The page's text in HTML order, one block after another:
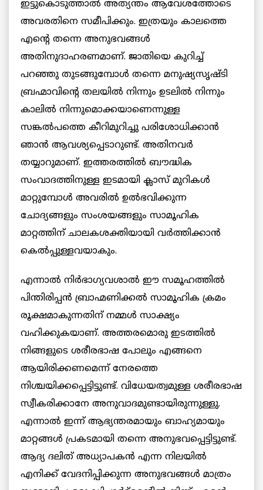
ഇട്ടുകൊടുത്താൽ അത്യന്തം ആവേശത്തോടെ
അവരതിനെ സമീപിക്കും. ഇത്രയും കാലത്തെ
എന്റെ തന്നെ അനുഭവങ്ങൾ
അതിനുദാഹരണമാണ്. ജാതിയെ കുറിച്ച്
പറഞ്ഞു തുടങ്ങുമ്പോൾ തന്നെ മനുഷ്യസൃഷ്ടി
ബ്രഹ്മാവിന്റെ തലയിൽ നിന്നും ഉടലിൽ നിന്നും
കാലിൽ നിന്നുമൊക്കയാണെന്നുള്ള
സങ്കൽപത്തെ കീറിമുറിച്ചു പരിശോധിക്കാൻ
ഞാൻ ആവശ്യപ്പെടാറുണ്ട്. അതിനവർ
തയ്യാറുമാണ്. ഇത്തരത്തിൽ ബൗദ്ധിക
സംവാദത്തിനുള്ള ഇടമായി ക്ലാസ് മുറികൾ
മാറ്റുമ്പോൾ അവരിൽ ഉൽഭവിക്കുന്ന
ചോദ്യങ്ങളും സംശയങ്ങളും സാമൂഹിക
മാറ്റത്തിന് ചാലകശക്തിയായി വർത്തിക്കാൻ
കെൽപ്പുള്ളവയാകും.
എന്നാൽ നിർഭാഗ്യവശാൽ ഈ സമൂഹത്തിൽ
പിന്തിരിപ്പൻ ബ്രാഹ്മണിക്കൽ സാമൂഹിക ക്രമം
രൂക്ഷമാകുന്നതിന് നമ്മൾ സാക്ഷ്യം
വഹിക്കുകയാണ്. അത്തരമൊരു ഇടത്തിൽ
നിങ്ങളുടെ ശരീരഭാഷ പോലും എങ്ങനെ
ആയിരിക്കണമെന്ന് നേരത്തെ
നിശ്ചയിക്കപ്പെട്ടിട്ടുണ്ട്. വിധേയത്വമുള്ള ശരീരഭാഷ
സ്വീകരിക്കാനേ അനുവാദമുണ്ടായിരുന്നുള്ളു.
എന്നാൽ ഇന്ന് ആഭ്യന്തരമായും ബാഹ്യമായും
മാറ്റങ്ങൾ പ്രകടമായി തന്നെ അനുഭവപ്പെട്ടിട്ടുണ്ട്.
ആദ്യ ദലിത് അധ്യാപകൻ എന്ന നിലയിൽ
എനിക്ക് വേദനിപ്പിക്കുന്ന അനുഭവങ്ങൾ മാത്രം